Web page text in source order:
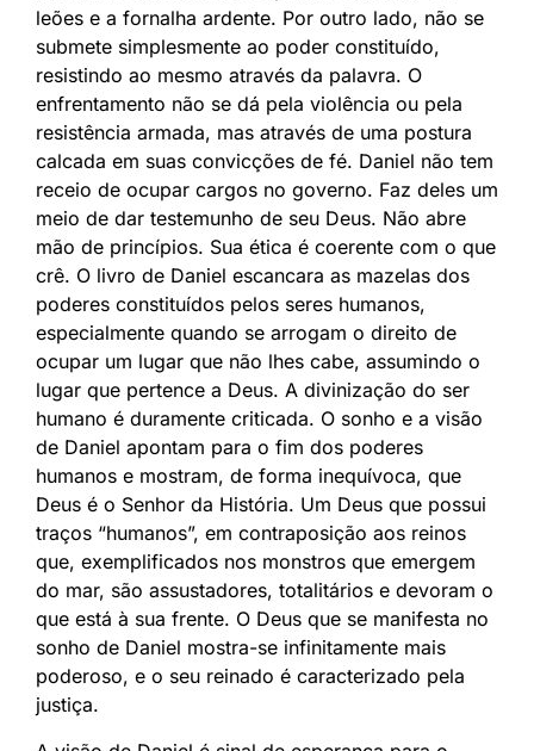
leões e a fornalha ardente. Por outro lado, não se
submete simplesmente ao poder constituído,
resistindo ao mesmo através da palavra. O
enfrentamento não se dá pela violência ou pela
resistência armada, mas através de uma postura
calcada em suas convicções de fé. Daniel não tem
receio de ocupar cargos no governo. Faz deles um
meio de dar testemunho de seu Deus. Não abre
mão de princípios. Sua ética é coerente com o que
crê. O livro de Daniel escancara as mazelas dos
poderes constituídos pelos seres humanos,
especialmente quando se arrogam o direito de
ocupar um lugar que não lhes cabe, assumindo o
lugar que pertence a Deus. A divinização do ser
humano é duramente criticada. O sonho e a visão
de Daniel apontam para o fim dos poderes
humanos e mostram, de forma inequívoca, que
Deus é o Senhor da História. Um Deus que possui
traços “humanos”, em contraposição aos reinos
que, exemplificados nos monstros que emergem
do mar, são assustadores, totalitários e devoram o
que está à sua frente. O Deus que se manifesta no
sonho de Daniel mostra-se infinitamente mais
poderoso, e o seu reinado é caracterizado pela
justiça.